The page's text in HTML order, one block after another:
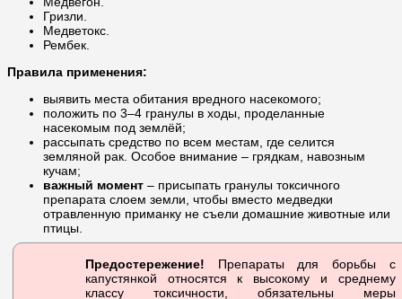
Гризли.
Медветокс.
Рембек.
Правила применения:
выявить места обитания вредного насекомого;
положить по 3–4 гранулы в ходы, проделанные
насекомым под землёй;
рассыпать средство по всем местам, где селится
земляной рак. Особое внимание – грядкам, навозным
кучам;
важный момент – присыпать гранулы токсичного
препарата слоем земли, чтобы вместо медведки
отравленную приманку не съели домашние животные или
птицы.
Предостережение! Препараты для борьбы с
капустянкой относятся к высокому и среднему
классу токсичности, обязательны меры